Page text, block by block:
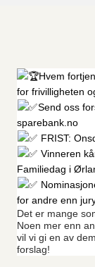
Hvem
for frivilligheten
Send oss
sparebank.no
FRIST:
Vinneren
Familiedag i
for andre enn
Det er mange
Noen mer enn
vil vi gi en av
forslag!